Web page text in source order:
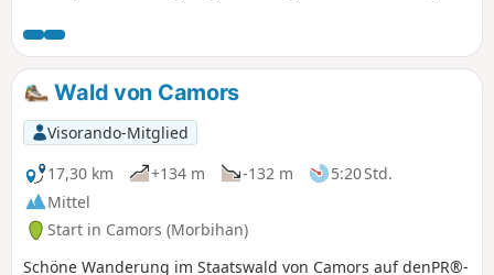
Spiritualität des Himalaya bietet. Entdecken Sie auch den
Steinbruch von Locuon, ein Dorf auf einem Granitfelsen,
das von der Geschichte der Gallo-Römer geprägt ist, und
die Gemeinde Ploërdut, die als „Commune du Patrimoine
Rural de Bretagne” (Gemeinde mit ländlichem Kulturerbe
der Bretagne) ausgezeichnet wurde.
Wald von Camors
Visorando-Mitglied
17,30 km
+134 m -132 m
5:20 Std.
Mittel
Start in Camors (Morbihan)
Schöne Wanderung im Staatswald von Camors auf denPR®-